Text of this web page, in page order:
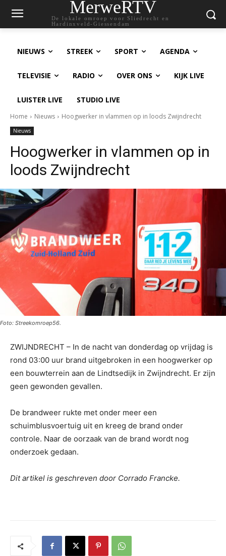
MerweRTV
De lokale omroep voor Sliedrecht en
Hardinxveld-Giessendam
NIEUWS STREEK SPORT AGENDA
TELEVISIE RADIO OVER ONS KIJK LIVE
LUISTER LIVE STUDIO LIVE
Home Nieuws Hoogwerker in vlammen op in loods Zwijndrecht
Nieuws
Hoogwerker in vlammen op in
loods Zwijndrecht
Foto: Streekomroep56.
ZWIJNDRECHT – In de nacht van donderdag op vrijdag is
rond 03:00 uur brand uitgebroken in een hoogwerker op
een bouwterrein aan de Lindtsedijk in Zwijndrecht. Er zijn
geen gewonden gevallen.
De brandweer rukte met onder meer een
schuimblusvoertuig uit en kreeg de brand onder
controle. Naar de oorzaak van de brand wordt nog
onderzoek gedaan.
Dit artikel is geschreven door Corrado Francke.